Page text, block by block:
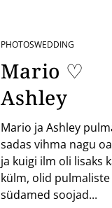
PHOTOSWEDDING
Mario ♡
Ashley
Mario ja Ashley
sadas vihma nagu
ja kuigi ilm oli lisaks
külm, olid pulmaliste
südamed soojad...